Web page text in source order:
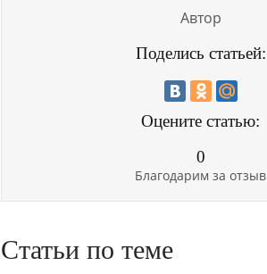
Автор
Поделись статьей:
Оцените статью:
0
Благодарим за отзыв
Статьи по теме